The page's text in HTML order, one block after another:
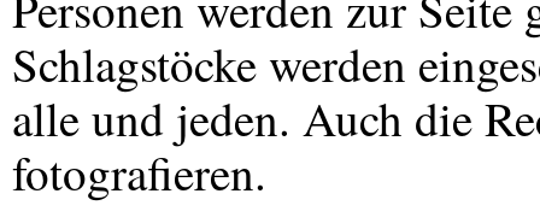
Schlagstöcke werden
alle und jeden. Auch die
fotografieren.